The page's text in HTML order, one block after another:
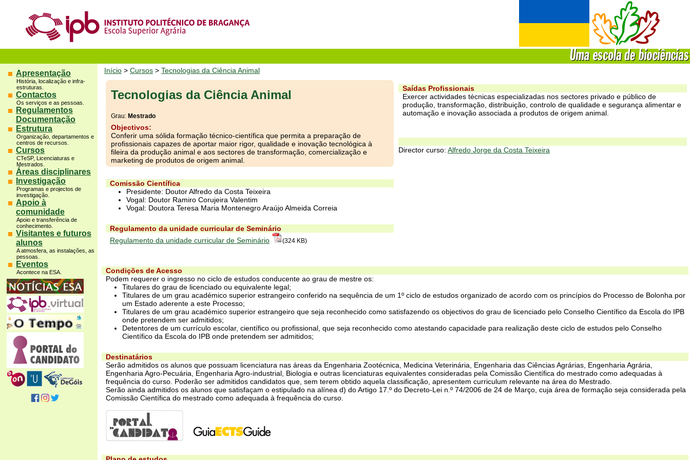
Apresentação
História, localização e infra-
estruturas.
Contactos
Os serviços e as pessoas.
Regulamentos
Documentação
Estrutura
Organização, departamentos e
centros de recursos.
Cursos
CTeSP, Licenciaturas e
Mestrados.
Áreas disciplinares
Investigação
Programas e projectos de
investigação.
Apoio à
comunidade
Apoio e transferência de
conhecimento.
Visitantes e futuros
alunos
A atmosfera, as instalações, as
pessoas.
Eventos
Acontece na ESA.
Início > Cursos > Tecnologias da Ciência Animal
Tecnologias da Ciência Animal
Grau: Mestrado
Objectivos:
Conferir uma sólida formação técnico-científica que permita a preparação de
profissionais capazes de aportar maior rigor, qualidade e inovação tecnológica à
fileira da produção animal e aos sectores de transformação, comercialização e
marketing de produtos de origem animal.
Comissão Científica
Presidente: Doutor Alfredo da Costa Teixeira
Vogal: Doutor Ramiro Corujeira Valentim
Vogal: Doutora Teresa Maria Montenegro Araújo Almeida Correia
Regulamento da unidade curricular de Seminário
Regulamento da unidade curricular de Seminário
(324 KB)
Saídas Profissionais
Exercer actividades técnicas especializadas nos sectores privado e público de
produção, transformação, distribuição, controlo de qualidade e segurança alimentar e
automação e inovação associada a produtos de origem animal.
Director curso: Alfredo Jorge da Costa Teixeira
Condições de Acesso
Podem requerer o ingresso no ciclo de estudos conducente ao grau de mestre os:
Titulares do grau de licenciado ou equivalente legal;
Titulares de um grau académico superior estrangeiro conferido na sequência de um 1º ciclo de estudos organizado de acordo com os princípios do Processo de Bolonha por
um Estado aderente a este Processo;
Titulares de um grau académico superior estrangeiro que seja reconhecido como satisfazendo os objectivos do grau de licenciado pelo Conselho Científico da Escola do IPB
onde pretendem ser admitidos;
Detentores de um currículo escolar, científico ou profissional, que seja reconhecido como atestando capacidade para realização deste ciclo de estudos pelo Conselho
Científico da Escola do IPB onde pretendem ser admitidos;
Destinatários
Serão admitidos os alunos que possuam licenciatura nas áreas da Engenharia Zootécnica, Medicina Veterinária, Engenharia das Ciências Agrárias, Engenharia Agrária,
Engenharia Agro-Pecuária, Engenharia Agro-industrial, Biologia e outras licenciaturas equivalentes consideradas pela Comissão Científica do mestrado como adequadas à
frequência do curso. Poderão ser admitidos candidatos que, sem terem obtido aquela classificação, apresentem curriculum relevante na área do Mestrado.
Serão ainda admitidos os alunos que satisfaçam o estipulado na alínea d) do Artigo 17.º do Decreto-Lei n.º 74/2006 de 24 de Março, cuja área de formação seja considerada pela
Comissão Científica do mestrado como adequada à frequência do curso.